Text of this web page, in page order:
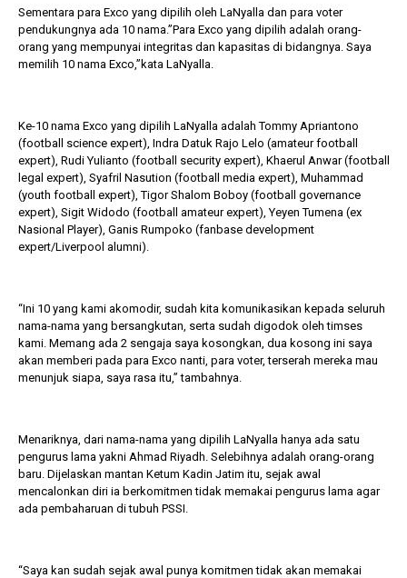
Sementara para Exco yang dipilih oleh LaNyalla dan para voter
pendukungnya ada 10 nama.”Para Exco yang dipilih adalah orang-
orang yang mempunyai integritas dan kapasitas di bidangnya. Saya
memilih 10 nama Exco,”kata LaNyalla.
Ke-10 nama Exco yang dipilih LaNyalla adalah Tommy Apriantono
(football science expert), Indra Datuk Rajo Lelo (amateur football
expert), Rudi Yulianto (football security expert), Khaerul Anwar (football
legal expert), Syafril Nasution (football media expert), Muhammad
(youth football expert), Tigor Shalom Boboy (football governance
expert), Sigit Widodo (football amateur expert), Yeyen Tumena (ex
Nasional Player), Ganis Rumpoko (fanbase development
expert/Liverpool alumni).
“Ini 10 yang kami akomodir, sudah kita komunikasikan kepada seluruh
nama-nama yang bersangkutan, serta sudah digodok oleh timses
kami. Memang ada 2 sengaja saya kosongkan, dua kosong ini saya
akan memberi pada para Exco nanti, para voter, terserah mereka mau
menunjuk siapa, saya rasa itu,” tambahnya.
Menariknya, dari nama-nama yang dipilih LaNyalla hanya ada satu
pengurus lama yakni Ahmad Riyadh. Selebihnya adalah orang-orang
baru. Dijelaskan mantan Ketum Kadin Jatim itu, sejak awal
mencalonkan diri ia berkomitmen tidak memakai pengurus lama agar
ada pembaharuan di tubuh PSSI.
“Saya kan sudah sejak awal punya komitmen tidak akan memakai